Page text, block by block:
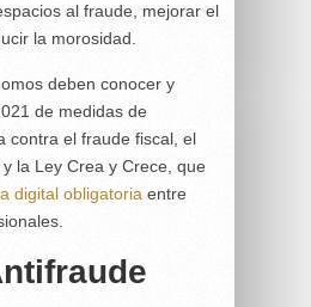
al fraude, mejorar el
la morosidad.
deben conocer y
de medidas de
contra el fraude fiscal, el
la Ley Crea y Crece, que
digital obligatoria entre